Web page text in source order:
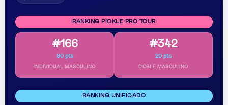
RANKING PICKLE PRO TOUR
#166
90 pts
INDIVIDUAL MASCULINO
#342
20 pts
DOBLE MASCULINO
RANKING UNIFICADO